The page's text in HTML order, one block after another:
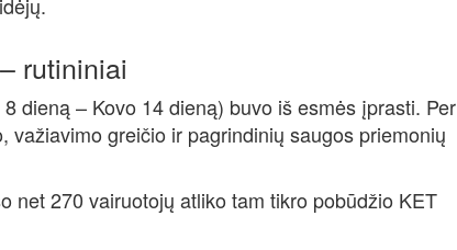
rutininiai
dieną – Kovo 14 dieną) buvo iš esmės įprasti. Per
važiavimo greičio ir pagrindinių saugos priemonių
net 270 vairuotojų atliko tam tikro pobūdžio KET